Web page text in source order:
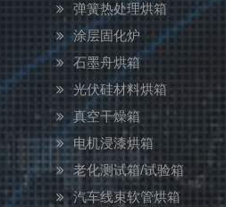
弹簧热处理烘箱
涂层固化炉
石墨舟烘箱
光伏硅材料烘箱
真空干燥箱
电机浸漆烘箱
老化测试箱/试验箱
汽车线束软管烘箱